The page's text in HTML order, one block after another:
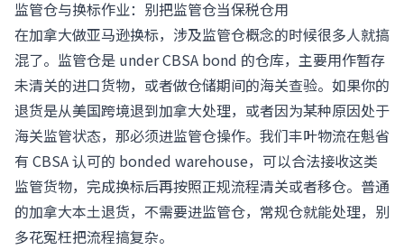
监管仓与换标作业：别把监管仓当保税仓用
在加拿大做亚马逊换标，涉及监管仓概念的时候很多人就搞
混了。监管仓是 under CBSA bond 的仓库，主要用作暂存
未清关的进口货物，或者做仓储期间的海关查验。如果你的
退货是从美国跨境退到加拿大处理，或者因为某种原因处于
海关监管状态，那必须进监管仓操作。我们丰叶物流在魁省
有 CBSA 认可的 bonded warehouse，可以合法接收这类
监管货物，完成换标后再按照正规流程清关或者移仓。普通
的加拿大本土退货，不需要进监管仓，常规仓就能处理，别
多花冤枉把流程搞复杂。